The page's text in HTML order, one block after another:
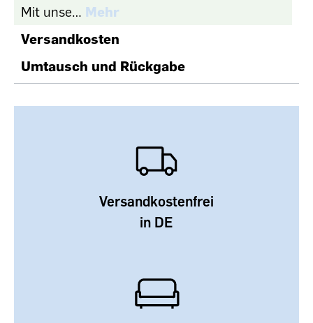
Mit unse… Mehr
Versandkosten
Umtausch und Rückgabe
Versandkostenfrei
in DE